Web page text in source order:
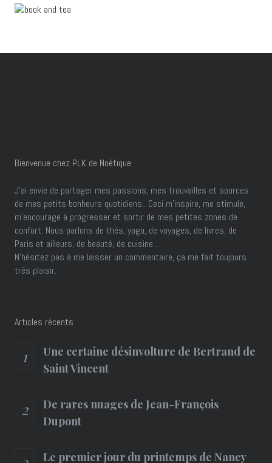
Bienvenue chez PLK de Noétique
J’ai envie de partager mes passions, mes trouvailles et sources
de mes petits bonheurs quotidiens.. Ceci m'inspire, me stimule,
m'encourage à progresser et sortir de mes petites zones de
confort. Nous parlons de thés, yoga, de voyages, de livres, de
Paris et ailleurs, de beauté, de cuisine ...
N'hésitez pas à me laisser un commentaire, ça me fait toujours
très plaisir.
Articles récents
Une certaine désinvolture de Bertrand de
Saint Vincent
De rares nuages de Jean-François
Dupont
Le premier jour du printemps de Nancy